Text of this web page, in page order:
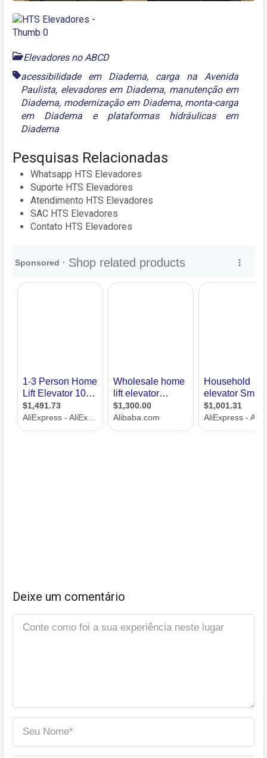
Elevadores no ABCD
acessibilidade em Diadema, carga na Avenida
Paulista, elevadores em Diadema, manutenção em
Diadema, modernização em Diadema, monta-carga
em Diademae plataformas hidráulicas em
Diadema
Pesquisas Relacionadas
Whatsapp HTS Elevadores
Suporte HTS Elevadores
Atendimento HTS Elevadores
SAC HTS Elevadores
Contato HTS Elevadores
Deixe um comentário